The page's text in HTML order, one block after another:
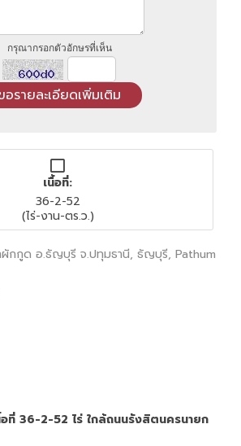
กรุณากรอกตัวอักษรที่เห็น
เนื้อที่:
36-2-52
(ไร่-งาน-ตร.ว.)
ผักกูด อ.ธัญบุรี จ.ปทุมธานี, ธัญบุรี, Pathum
ที่ 36-2-52 ไร่ ใกล้ถนนรังสิตนครนายก